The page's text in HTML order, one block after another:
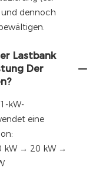
dennoch
Lastbank
Der
kW-
eine
kW → 20 kW →